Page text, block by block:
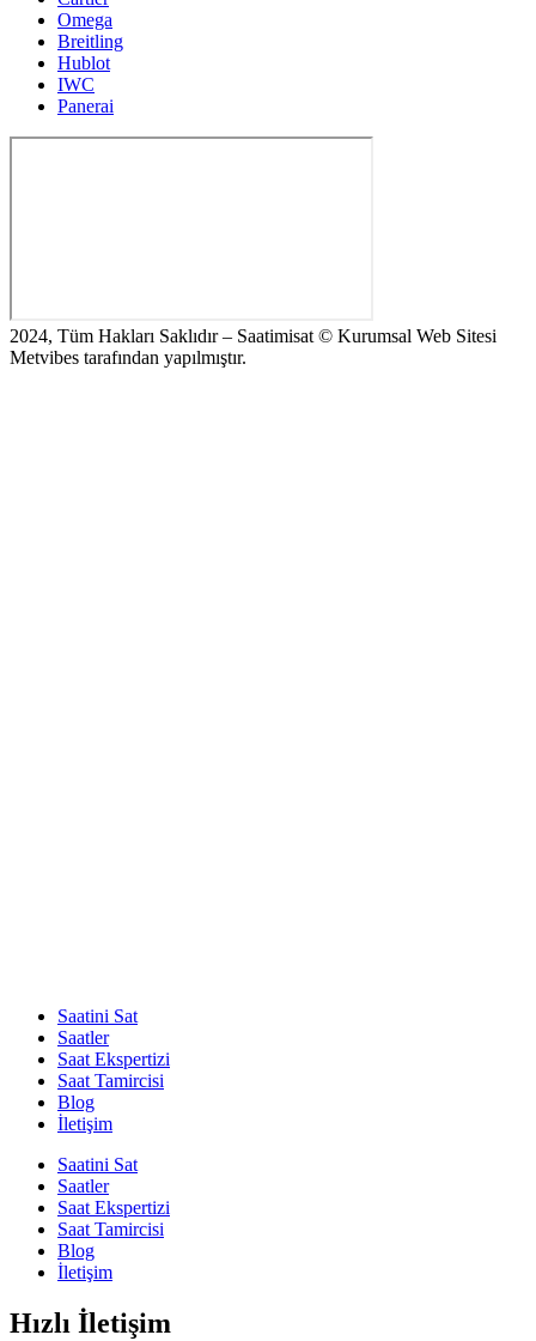
Omega
Breitling
Hublot
IWC
Panerai
2024, Tüm Hakları Saklıdır – Saatimisat © Kurumsal Web Sitesi
Metvibes tarafından yapılmıştır.
Saatini Sat
Saatler
Saat Ekspertizi
Saat Tamircisi
Blog
İletişim
Saatini Sat
Saatler
Saat Ekspertizi
Saat Tamircisi
Blog
İletişim
Hızlı İletişim